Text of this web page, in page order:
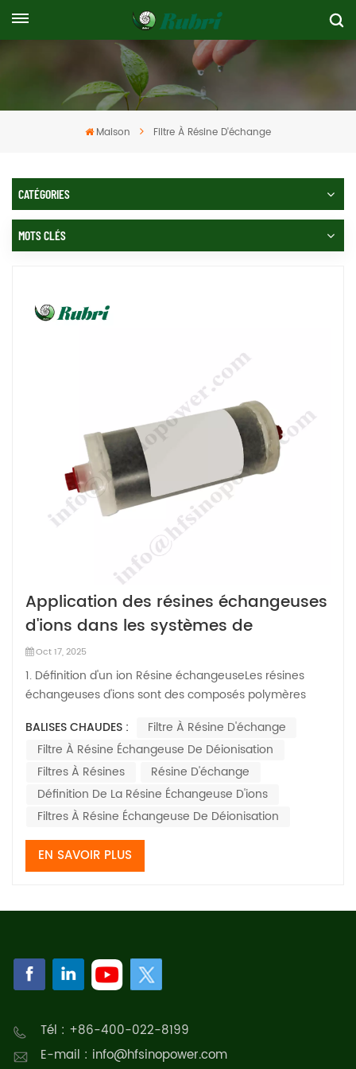
Maison Filtre À Résine D'échange
CATÉGORIES
MOTS CLÉS
Application des résines échangeuses
d'ions dans les systèmes de
traitement de l'eau
Oct 17, 2025
1. Définition d'un ion Résine échangeuseLes résines
échangeuses d'ions sont des composés polymères
structure réticulée, se présentant généralement sous
forme de billes sphériques. Le nom complet d'une
résine échangeuse d'ions se compose de son nom d...
BALISES CHAUDES :
Filtre À Résine D'échange
Filtre À Résine Échangeuse De Déionisation
Filtres À Résines
Résine D'échange
Définition De La Résine Échangeuse D'ions​​
Filtres À Résine Échangeuse De Déionisation
EN SAVOIR PLUS
Tél : +86-400-022-8199
E-mail : info@hfsinopower.com